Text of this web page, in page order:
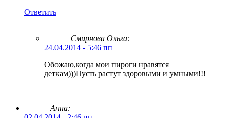
Ответить
Смирнова Ольга:
24.04.2014 - 5:46 пп
Обожаю,когда мои пироги нравятся
деткам)))Пусть растут здоровыми и умными!!!
Анна: